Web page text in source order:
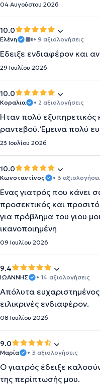
04 Αυγούστου 2026
10.0
Ελένη • 9 αξιολογήσεις
Έδειξε ενδιαφέρον και
29 Ιουλίου 2026
10.0
Κοραλια • 2 αξιολογήσεις
Ηταν πολύ
ραντεβού. Έμεινα πολύ
23 Ιουλίου 2026
10.0
Κωνσταντίνος • 3
Ένας γιατρός που κάνει
προσεκτικός και
για πρόβλημα του γιου
ικανοποιημένη
09 Ιουλίου 2026
9.4
ΙΩΑΝΝΗΣ • 14 αξιολογήσεις
Απόλυτα
ειλικρινές ενδιαφέρον.
08 Ιουλίου 2026
9.0
Μαρία • 3 αξιολογήσεις
Ο γιατρός έδειξε
της περίπτωσής μου.